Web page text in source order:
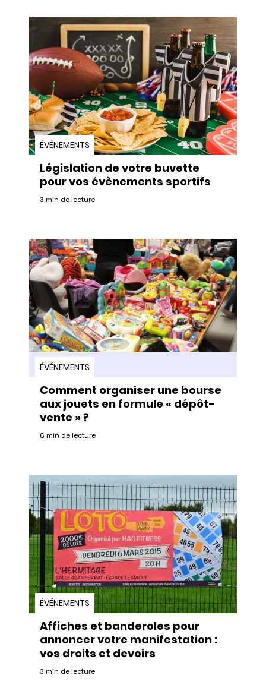
ÉVÉNEMENTS
Législation de votre buvette
pour vos évènements sportifs
3 min de lecture
ÉVÉNEMENTS
Comment organiser une bourse
aux jouets en formule « dépôt-
vente » ?
6 min de lecture
ÉVÉNEMENTS
Affiches et banderoles pour
annoncer votre manifestation :
vos droits et devoirs
3 min de lecture